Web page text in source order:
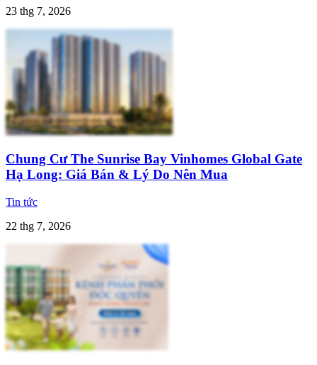
23 thg 7, 2026
Chung Cư The Sunrise Bay Vinhomes Global Gate
Hạ Long: Giá Bán & Lý Do Nên Mua
Tin tức
22 thg 7, 2026